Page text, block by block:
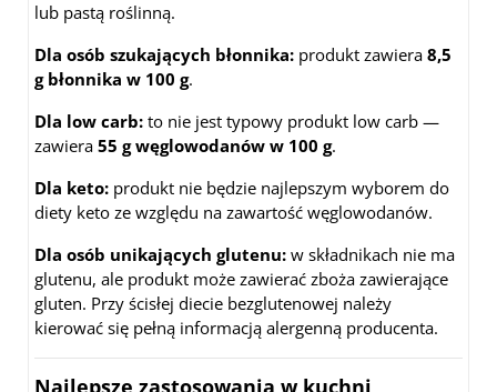
lub pastą roślinną.
Dla osób szukających błonnika: produkt zawiera 8,5
g błonnika w 100 g.
Dla low carb: to nie jest typowy produkt low carb —
zawiera 55 g węglowodanów w 100 g.
Dla keto: produkt nie będzie najlepszym wyborem do
diety keto ze względu na zawartość węglowodanów.
Dla osób unikających glutenu: w składnikach nie ma
glutenu, ale produkt może zawierać zboża zawierające
gluten. Przy ścisłej diecie bezglutenowej należy
kierować się pełną informacją alergenną producenta.
Najlepsze zastosowania w kuchni